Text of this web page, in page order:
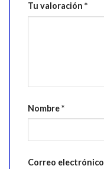
Tu valoración *
Nombre*
Correo electrónico